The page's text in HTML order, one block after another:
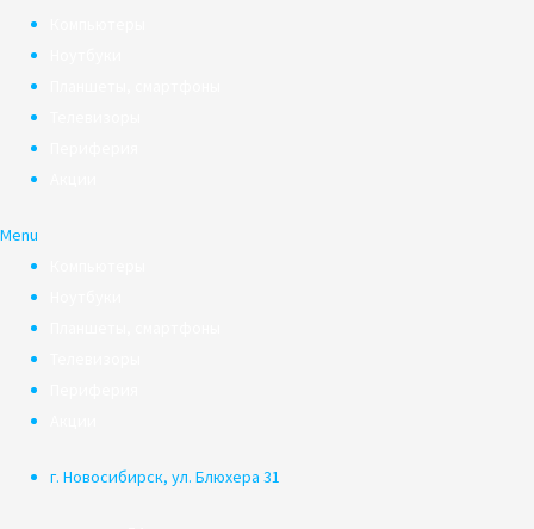
Menu
г. Новосибирск, ул. Блюхера 31